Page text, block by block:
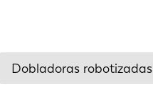
Dobladoras robotizadas